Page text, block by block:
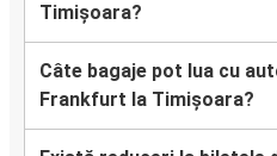
Timișoara?
Câte bagaje pot lua cu
Frankfurt la Timișoara?